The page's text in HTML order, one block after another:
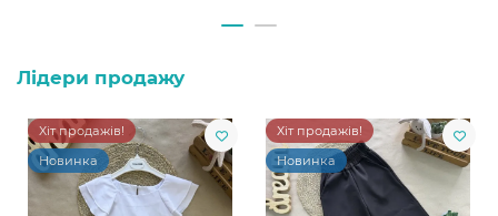
Лідери продажу
Хіт продажів!
Новинка
Хіт продажів!
Новинка